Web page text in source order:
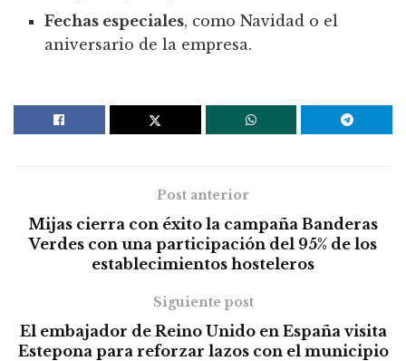
Fechas especiales, como Navidad o el
aniversario de la empresa.
Post anterior
Mijas cierra con éxito la campaña Banderas
Verdes con una participación del 95% de los
establecimientos hosteleros
Siguiente post
El embajador de Reino Unido en España visita
Estepona para reforzar lazos con el municipio